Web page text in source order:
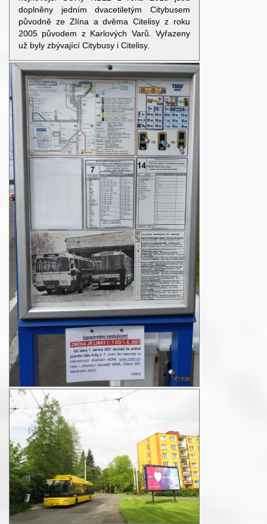
doplněny jedním dvacetiletým Citybusem
původně ze Zlína a dvěma Citelisy z roku
2005 původem z Karlových Varů. Vyřazeny
už byly zbývající Citybusy i Citelisy.